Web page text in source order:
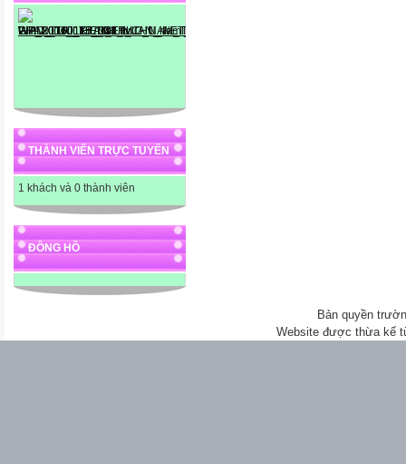
THÀNH VIÊN TRỰC TUYẾN
1 khách và 0 thành viên
ĐỒNG HỒ
Bản quyền
Website được thừa kế